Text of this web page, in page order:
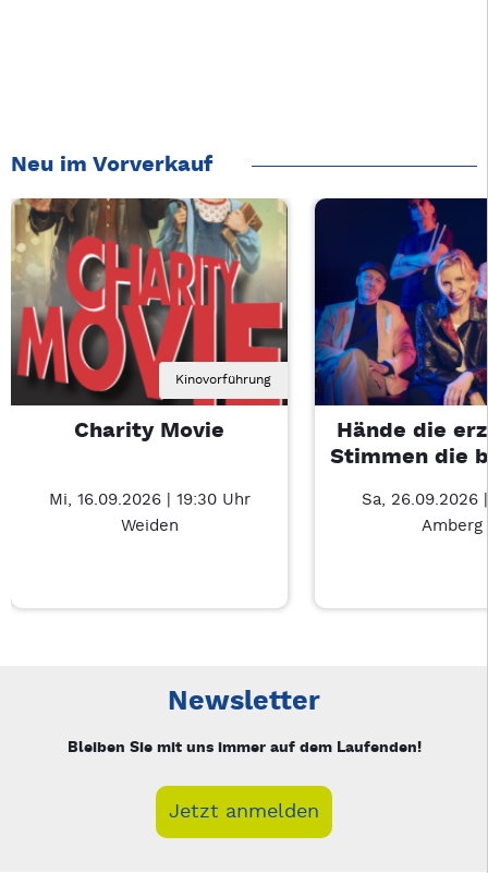
Neu im Vorverkauf
Kinovorführung
Charity Movie
Mi, 16.09.2026 | 19:30 Uhr
Weiden
Hände die
Stimmen die
Sa, 26.09.2026
Amberg
Newsletter
Bleiben Sie mit uns immer auf dem Laufenden!
Jetzt anmelden